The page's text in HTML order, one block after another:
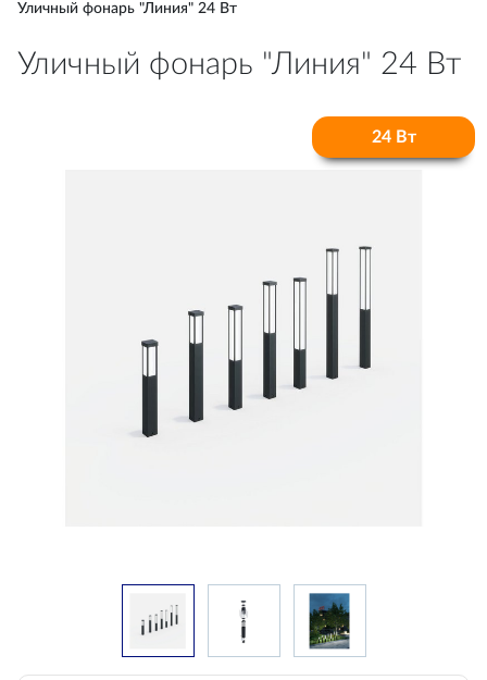
Уличный фонарь "Линия" 24 Вт
Уличный фонарь "Линия" 24 Вт
24 Вт